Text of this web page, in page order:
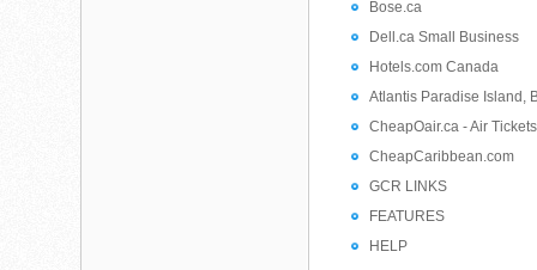
Bose.ca
Dell.ca Small Business
Hotels.com Canada
Atlantis Paradise Island,
CheapOair.ca - Air Tickets
CheapCaribbean.com
GCR LINKS
FEATURES
HELP